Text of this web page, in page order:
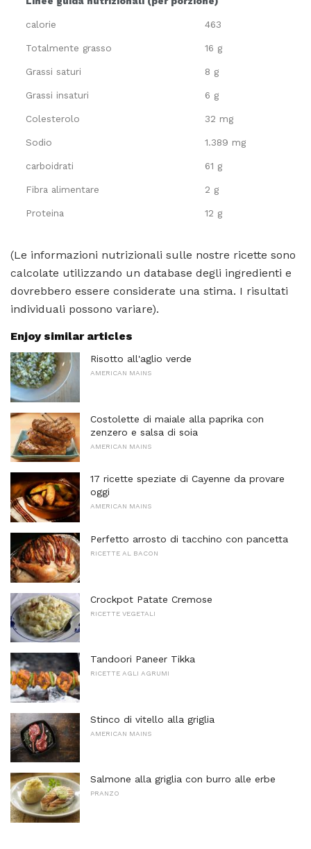
calorie 463
Totalmente grasso 16 g
Grassi saturi 8 g
Grassi insaturi 6 g
Colesterolo 32 mg
Sodio 1.389 mg
carboidrati 61 g
Fibra alimentare 2 g
Proteina 12 g
(Le informazioni nutrizionali sulle nostre ricette sono
calcolate utilizzando un database degli ingredienti e
dovrebbero essere considerate una stima. I risultati
individuali possono variare).
Enjoy similar articles
Risotto all'aglio verde
AMERICAN MAINS
Costolette di maiale alla paprika con
zenzero e salsa di soia
AMERICAN MAINS
17 ricette speziate di Cayenne da provare
oggi
AMERICAN MAINS
Perfetto arrosto di tacchino con pancetta
RICETTE AL BACON
Crockpot Patate Cremose
RICETTE VEGETALI
Tandoori Paneer Tikka
RICETTE AGLI AGRUMI
Stinco di vitello alla griglia
AMERICAN MAINS
Salmone alla griglia con burro alle erbe
PRANZO